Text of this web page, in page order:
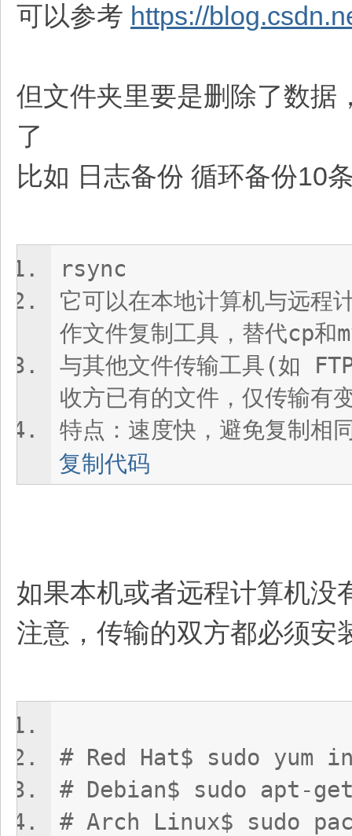
可以参考 https://
但文件夹里要是删除了数据
了
比如 日志备份 循环备份10
rsync
它可以在本地计算机与远程
作文件复制工具，替代cp和
与其他文件传输工具(如
收方已有的文件，仅传输有
特点：速度快，避免复制相
复制代码
如果本机或者远程计算机没
注意，传输的双方都必须安
# Red Hat$ sudo yum
# Debian$ sudo apt-
# Arch Linux$ sudo